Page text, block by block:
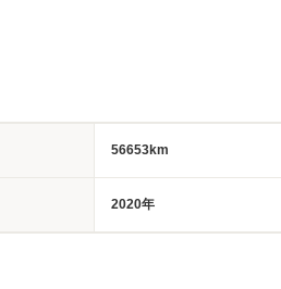
56653km
2020年